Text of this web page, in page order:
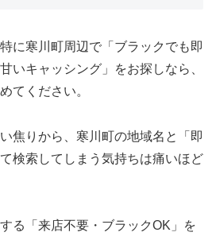
に寒川町周辺で「ブラックでも即
いキャッシング」をお探しなら、
てください。
焦りから、寒川町の地域名と「即
検索してしまう気持ちは痛いほど
る「来店不要・ブラックOK」を